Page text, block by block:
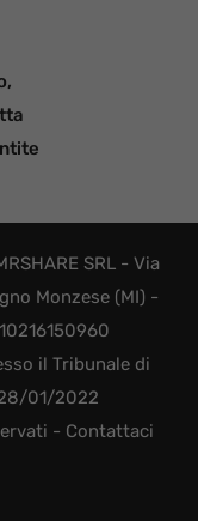
SRL - Via
Monzese (MI) -
il Tribunale di
01/2022
- Contattaci